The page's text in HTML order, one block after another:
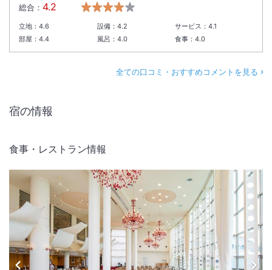
総合： 4.2
立地： 4.6 設備： 4.2 サービス：4.1
部屋： 4.4 風呂： 4.0 食事：4.0
全ての口コミ・おすすめコメントを見る
宿の情報
食事・レストラン情報